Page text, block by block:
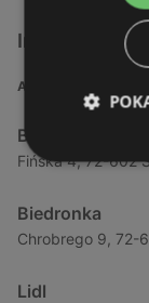
Inne sklepy
ADRES
Biedronka
Fińska 4, 72-602
Biedronka
Chrobrego 9, 72-
Lidl